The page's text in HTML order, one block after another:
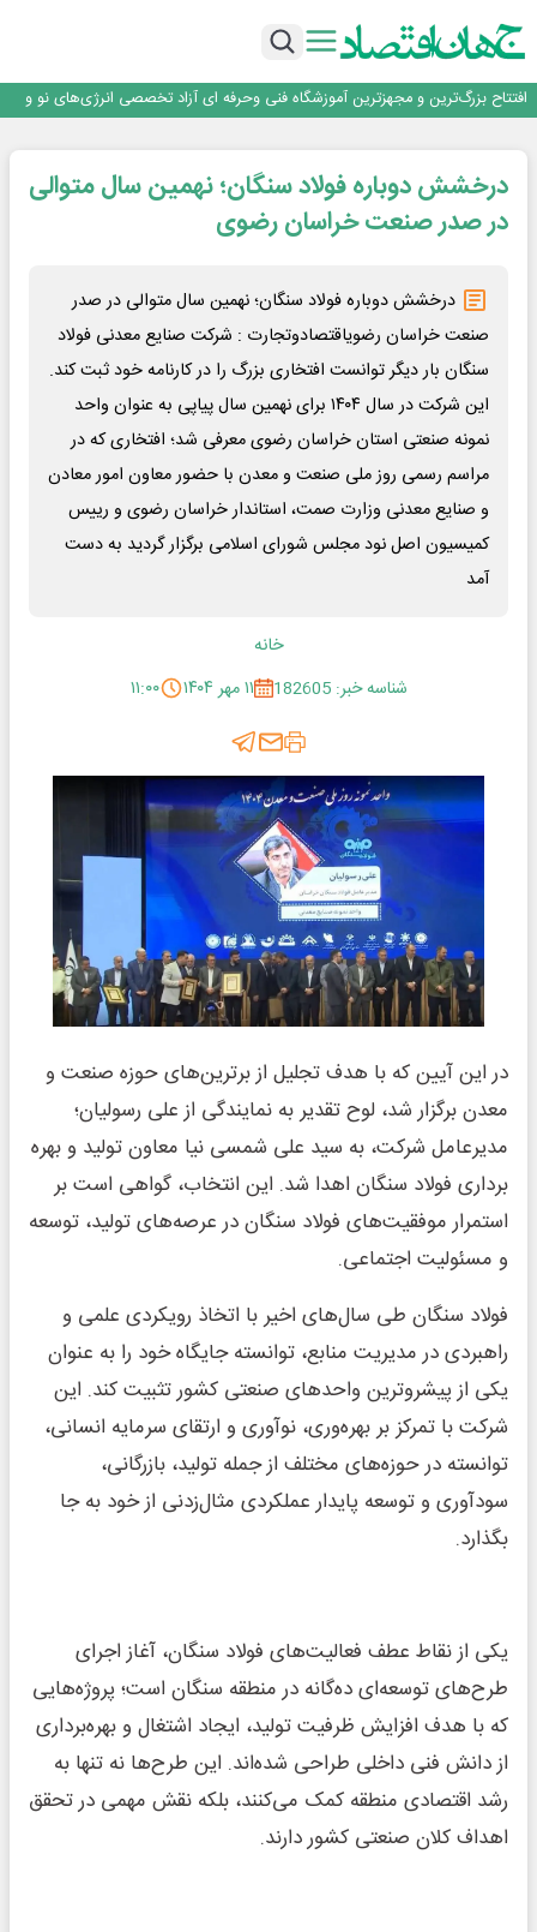
فولاد در تله قیمت‌گذاری دستوری
افتتاح بزرگ‌ترین و مجهزترین آموزشگاه فنی وحرفه ای آزاد تخصصی انرژی‌های نو و
تجدیدپذیر با حضور استاندار اصفهان
تداوم صعود مس در بازارهای جهانی؛ قیمت فلز سرخ از ۱۴هزار دلار در هر تن عبور کرد
فولاد در تله قیمت‌گذاری دستوری
درخشش دوباره فولاد سنگان؛ نهمین سال متوالی
در صدر صنعت خراسان رضوی
درخشش دوباره فولاد سنگان؛ نهمین سال متوالی در صدر
صنعت خراسان رضویاقتصادوتجارت : شرکت صنایع معدنی فولاد
سنگان بار دیگر توانست افتخاری بزرگ را در کارنامه خود ثبت کند.
این شرکت در سال ۱۴۰۴ برای نهمین سال پیاپی به عنوان واحد
نمونه صنعتی استان خراسان رضوی معرفی شد؛ افتخاری که در
مراسم رسمی روز ملی صنعت و معدن با حضور معاون امور معادن
و صنایع معدنی وزارت صمت، استاندار خراسان رضوی و رییس
کمیسیون اصل نود مجلس شورای اسلامی برگزار گردید به دست
آمد
خانه
شناسه خبر: 182605
۱۱ مهر ۱۴۰۴ ۱۱:۰۰
در این آیین که با هدف تجلیل از برترین‌های حوزه صنعت و
معدن برگزار شد، لوح تقدیر به نمایندگی از علی رسولیان؛
مدیرعامل شرکت، به سید علی شمسی نیا معاون تولید و بهره
برداری فولاد سنگان اهدا شد. این انتخاب، گواهی است بر
استمرار موفقیت‌های فولاد سنگان در عرصه‌های تولید، توسعه
و مسئولیت اجتماعی.
فولاد سنگان طی سال‌های اخیر با اتخاذ رویکردی علمی و
راهبردی در مدیریت منابع، توانسته جایگاه خود را به عنوان
یکی از پیشروترین واحدهای صنعتی کشور تثبیت کند. این
شرکت با تمرکز بر بهره‌وری، نوآوری و ارتقای سرمایه انسانی،
توانسته در حوزه‌های مختلف از جمله تولید، بازرگانی،
سودآوری و توسعه پایدار عملکردی مثال‌زدنی از خود به جا
بگذارد.
یکی از نقاط عطف فعالیت‌های فولاد سنگان، آغاز اجرای
طرح‌های توسعه‌ای ده‌گانه در منطقه سنگان است؛ پروژه‌هایی
که با هدف افزایش ظرفیت تولید، ایجاد اشتغال و بهره‌برداری
از دانش فنی داخلی طراحی شده‌اند. این طرح‌ها نه تنها به
رشد اقتصادی منطقه کمک می‌کنند، بلکه نقش مهمی در تحقق
اهداف کلان صنعتی کشور دارند.